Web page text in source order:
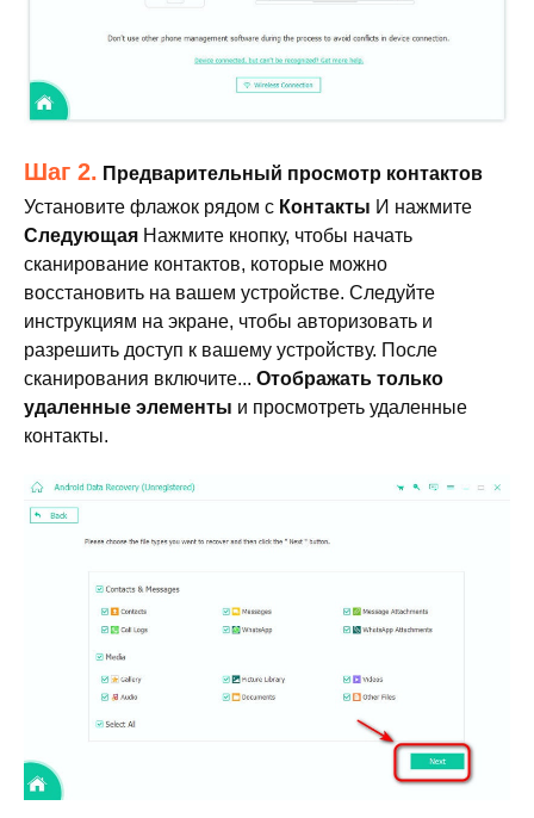
Шаг 2. Предварительный просмотр контактов
Установите флажок рядом с Контакты И нажмите
Следующая Нажмите кнопку, чтобы начать
сканирование контактов, которые можно
восстановить на вашем устройстве. Следуйте
инструкциям на экране, чтобы авторизовать и
разрешить доступ к вашему устройству. После
сканирования включите... Отображать только
удаленные элементы и просмотреть удаленные
контакты.